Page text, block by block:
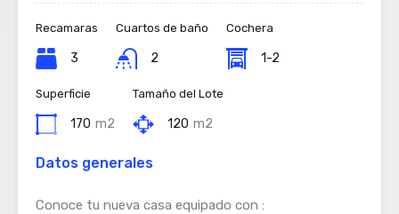
Recamaras
3
Cuartos de baño
2
Cochera
1-2
Superficie
170 m2
Tamaño del Lote
120 m2
Datos generales
Conoce tu nueva casa equipado con :